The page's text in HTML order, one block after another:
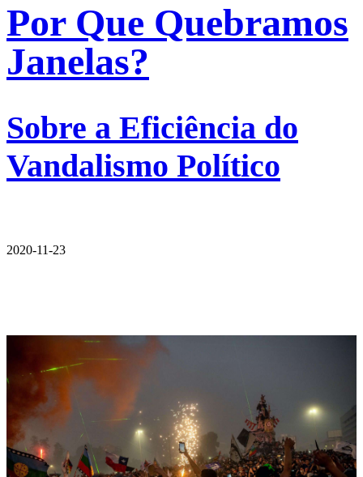
Por Que Quebramos
Janelas?
Sobre a Eficiência do
Vandalismo Político
2020-11-23